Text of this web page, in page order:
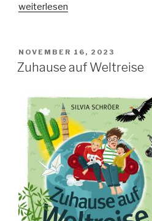
„Emanuele
Leben“
weiterlesen
VERÖFFENTLICHT
AM
NOVEMBER 16, 2023
Zuhause auf Weltreise